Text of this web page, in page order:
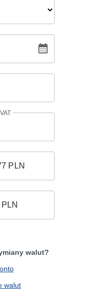
walut?
walut